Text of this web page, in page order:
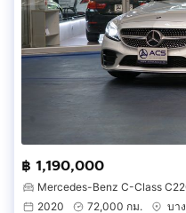
฿ 1,190,000
Mercedes-Benz C-Class
2020
72,000 กม.
บา